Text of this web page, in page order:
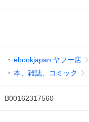
ebookjapan ヤフー店
本、雑誌、コミック
B00162317560